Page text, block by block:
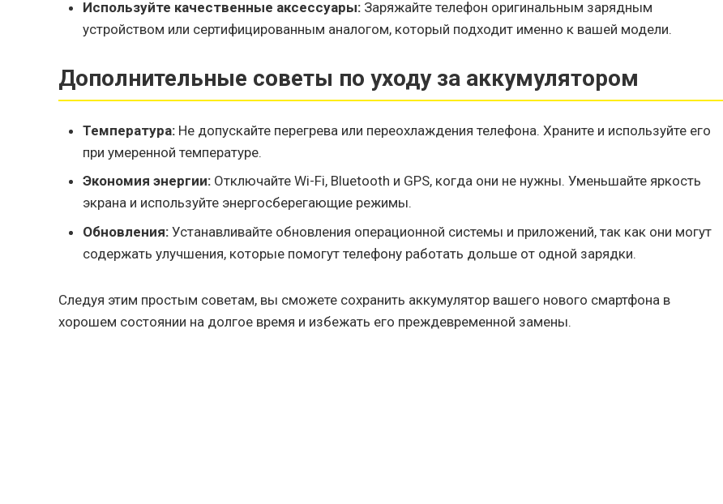
Используйте качественные аксессуары: Заряжайте телефон оригинальным зарядным
устройством или сертифицированным аналогом, который подходит именно к вашей модели.
Дополнительные советы по уходу за аккумулятором
Температура: Не допускайте перегрева или переохлаждения телефона. Храните и используйте его
при умеренной температуре.
Экономия энергии: Отключайте Wi-Fi, Bluetooth и GPS, когда они не нужны. Уменьшайте яркость
экрана и используйте энергосберегающие режимы.
Обновления: Устанавливайте обновления операционной системы и приложений, так как они могут
содержать улучшения, которые помогут телефону работать дольше от одной зарядки.
Следуя этим простым советам, вы сможете сохранить аккумулятор вашего нового смартфона в
хорошем состоянии на долгое время и избежать его преждевременной замены.